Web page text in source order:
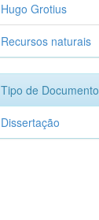
Hugo Grotius
Recursos naturais
Tipo de Documento
Dissertação